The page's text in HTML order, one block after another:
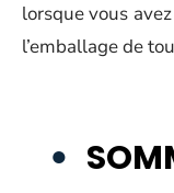
lorsque vous
l’emballage de